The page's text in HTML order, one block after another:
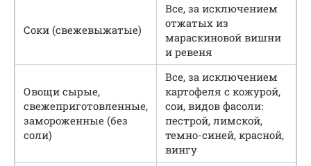
Соки (свежевыжатые)
Все, за исключением
отжатых из
мараскиновой вишни
и ревеня
Овощи сырые,
свежеприготовленные,
замороженные (без
соли)
Все, за исключением
картофеля с кожурой,
сои, видов фасоли:
пестрой, лимской,
темно-синей, красной,
вингу